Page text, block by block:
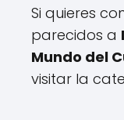
Si quieres
parecidos a
Mundo del
visitar la